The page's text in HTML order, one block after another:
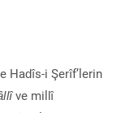
Hadîs-i Şerîf’lerin
ve millî